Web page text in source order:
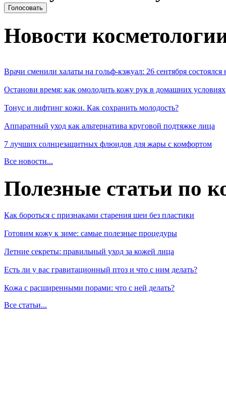
Новости
Врачи сменили халаты на гольф-кэжуал: 26 сентября
Останови время: как омолодить кожу рук в домашних условиях
Тонус и лифтинг кожи. Как сохранить молодость?
Аппаратный уход как альтернатива круговой подтяжке лица
7 лучших солнцезащитных флюидов для жары с комфортом
Все новости...
Полезные статьи по
Как бороться с признаками старения шеи без пластики
Готовим кожу к зиме: самые полезные процедуры
Летние секреты: правильный уход за кожей лица
Есть ли у вас гравитационный птоз и что с ним делать?
Кожа с расширенными порами: что с ней делать?
Все статьи...